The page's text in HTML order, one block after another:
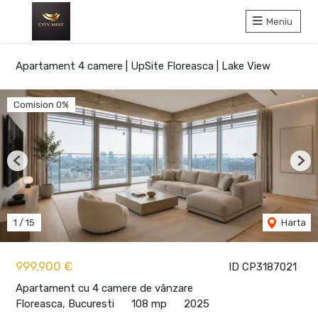
Meniu
Apartament 4 camere | UpSite Floreasca | Lake View
ID CP3187021
999,900 €
Apartament cu 4 camere de vânzare
Floreasca, Bucuresti
108 mp 2025
Comision 0%
1 / 15 Harta
Previous